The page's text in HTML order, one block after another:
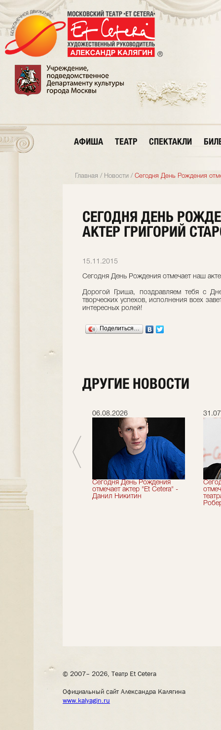
АФИША ТЕАТР СПЕКТАКЛИ
Главная / Новости / Сегодня День Рождения
СЕГОДНЯ ДЕНЬ
АКТЕР ГРИГОРИЙ
15.11.2015
Сегодня День Рождения отмечает наш
Дорогой Гриша, поздравляем тебя с
творческих успехов, исполнения всех
интересных ролей!
Поделиться…
ДРУГИЕ НОВОСТИ
сезон!
06.08.2026
Сегодня День Рождения
отмечает актер "Et Cetera" -
Данил Никитин
© 2007– 2026, Театр Et Cetera
Официальный сайт Александра Калягина
www.kalyagin.ru